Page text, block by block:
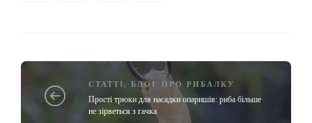
СТАТТІ, БЛОГ ПРО РИБАЛКУ
Прості трюки для насадки опаришів: риба більше
не зірветься з гачка